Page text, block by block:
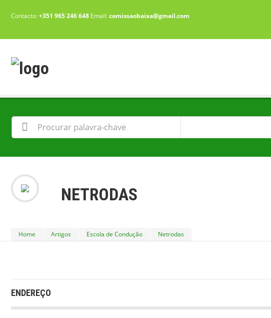
Contacto:+351 965 246 648 Email:comissaobaixa@gmail.com
NETRODAS
Home Artigos Escola de Condução Netrodas
ENDEREÇO